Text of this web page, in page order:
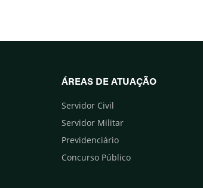
ÁREAS DE ATUAÇÃO
Servidor Civil
Servidor Militar
Previdenciário
Concurso Público